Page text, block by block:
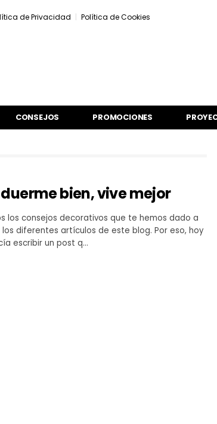
de Privacidad Política de Cookies
CONSEJOS PROMOCIONES
bien, vive mejor
los consejos decorativos que te hemos dado a
diferentes artículos de este blog. Por eso, hoy
escribir un post q…